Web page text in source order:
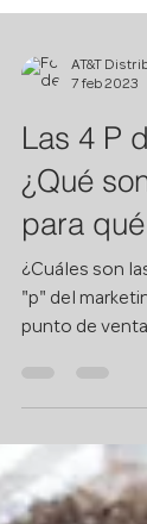
7 feb 2023
Las 4 P
¿Qué
para
¿Cuáles son
cuatro...